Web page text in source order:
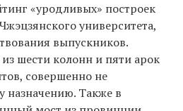
«уродливых» построек
университета,
выпускников.
шести колонн и пяти арок
совершенно не
назначению. Также в